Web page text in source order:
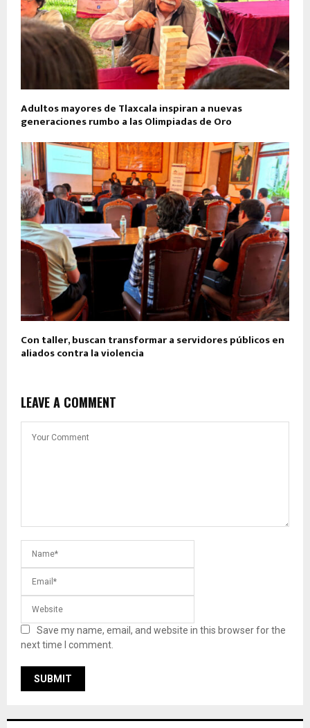
Adultos mayores de Tlaxcala inspiran a nuevas
generaciones rumbo a las Olimpiadas de Oro
Con taller, buscan transformar a servidores públicos en
aliados contra la violencia
LEAVE A COMMENT
Save my name, email, and website in this browser for the
next time I comment.